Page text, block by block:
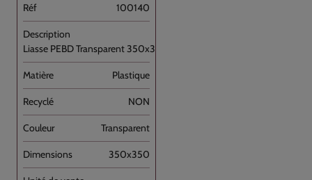
100140
Liasse PEBD Transparent 350x350+P [...]
Plastique
NON
Transparent
350x350